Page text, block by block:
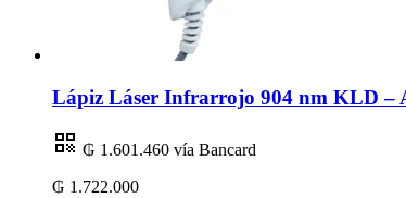
Lápiz Láser Infrarrojo 904 nm KLD –
₲ 1.601.460 vía Bancard
₲ 1.722.000